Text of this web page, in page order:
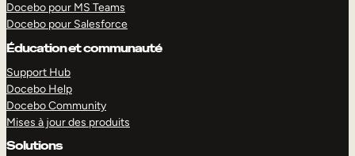
Docebo pour MS Teams
Docebo pour Salesforce
Éducation et communauté
Support Hub
Docebo Help
Docebo Community
Mises à jour des produits
Solutions